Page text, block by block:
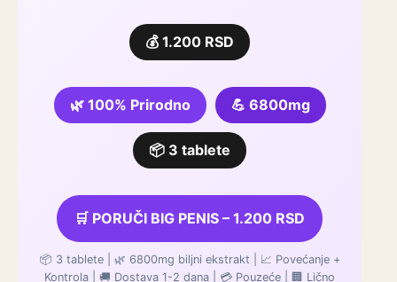
💰 1.200 RSD
🌿 100% Prirodno 💪 6800mg
📦 3 tablete
🛒 PORUČI BIG PENIS – 1.200 RSD
📦 3 tablete | 🌿 6800mg biljni ekstrakt | 📈 Povećanje +
Kontrola | 🚚 Dostava 1-2 dana | 💳 Pouzeće | 🏢 Lično